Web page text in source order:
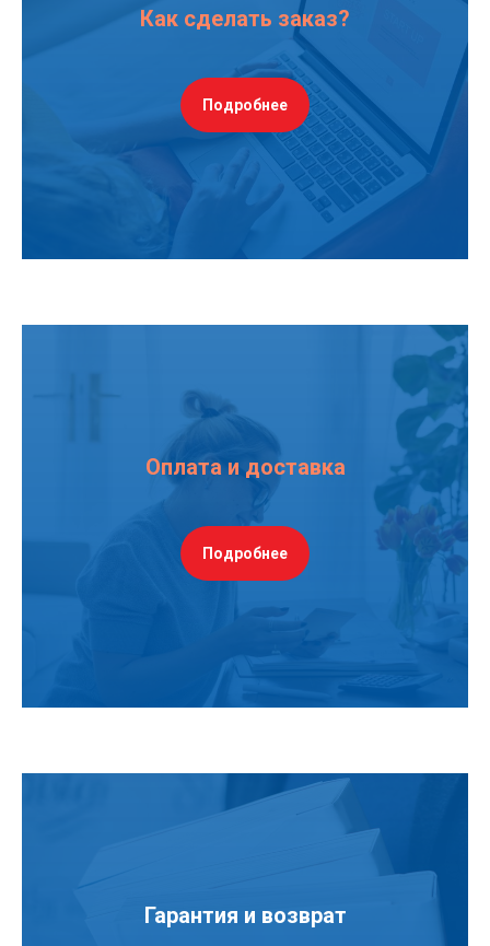
Как сделать заказ?
Подробнее
Оплата и доставка
Подробнее
Гарантия и возврат